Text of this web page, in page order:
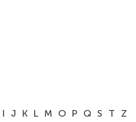
I J K L M O P Q S T Z